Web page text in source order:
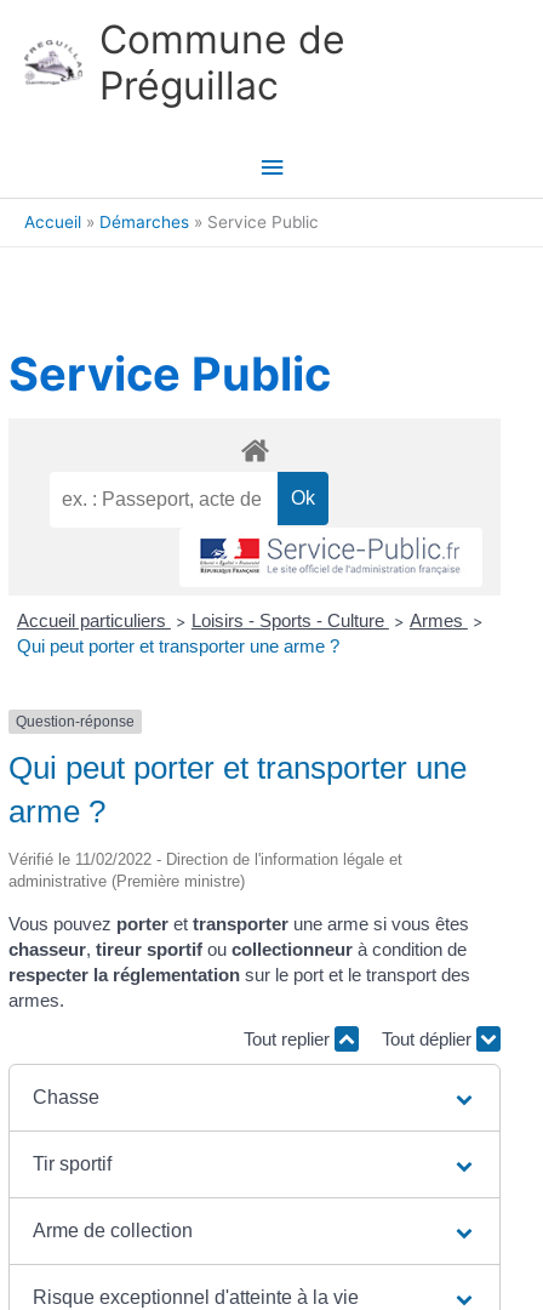
Commune de
Préguillac
Menu
principal
Accueil Démarches Service Public
Service Public
Accueil particuliers > Loisirs - Sports - Culture > Armes >
Qui peut porter et transporter une arme ?
Question-réponse
Qui peut porter et transporter une
arme ?
Vérifié le 11/02/2022 - Direction de l'information légale et
administrative (Première ministre)
Vous pouvez porter ettransporter une arme si vous êtes
chasseur,tireur sportif oucollectionneur à condition de
respecter la réglementation sur le port et le transport des
armes.
Tout replier
Tout déplier
Chasse
Tir sportif
Arme de collection
Risque exceptionnel d'atteinte à la vie